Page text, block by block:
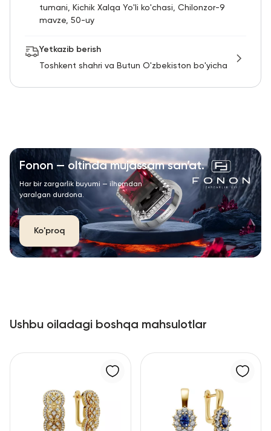
tumani, Kichik Xalqa Yo'li ko'chasi, Chilonzor-9
mavze, 50-uy
Yetkazib berish
Toshkent shahri va Butun O'zbekiston bo'yicha
Fonon — oltinda mujassam san’at.
Har bir zargarlik buyumi — ilhomdan
yaralgan durdona.
Ko'proq
Ushbu oiladagi boshqa mahsulotlar